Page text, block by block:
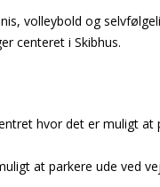
volleybold og
centeret i Skibhus.
hvor det er muligt
at parkere ude ved